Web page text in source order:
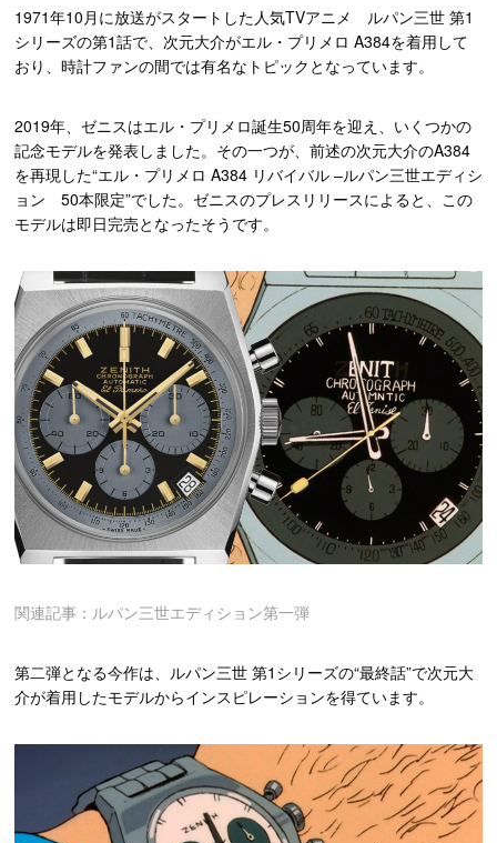
1971年10月に放送がスタートした人気TVアニメ ルパン三世 第1
シリーズの第1話で、次元大介がエル・プリメロ A384を着用して
おり、時計ファンの間では有名なトピックとなっています。
2019年、ゼニスはエル・プリメロ誕生50周年を迎え、いくつかの
記念モデルを発表しました。その一つが、前述の次元大介のA384
を再現した“エル・プリメロ A384 リバイバル –ルパン三世エディシ
ョン 50本限定”でした。ゼニスのプレスリリースによると、この
モデルは即日完売となったそうです。
関連記事：ルパン三世エディション第一弾
第二弾となる今作は、ルパン三世 第1シリーズの“最終話”で次元大
介が着用したモデルからインスピレーションを得ています。